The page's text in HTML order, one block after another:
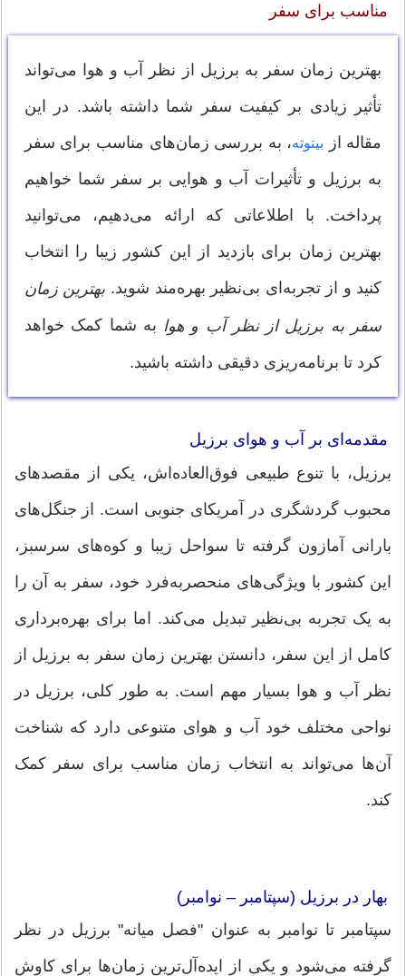
مناسب برای سفر
بهترین زمان سفر به برزیل از نظر آب‌ و هوا می‌تواند
تأثیر زیادی بر کیفیت سفر شما داشته باشد. در این
مقاله از
بیتوته، به بررسی زمان‌های مناسب برای سفر
به برزیل و تأثیرات آب و هوایی بر سفر شما خواهیم
پرداخت. با اطلاعاتی که ارائه می‌دهیم، می‌توانید
بهترین زمان برای بازدید از این کشور زیبا را انتخاب
کنید و از تجربه‌ای بی‌نظیر بهره‌مند شوید. بهترین زمان
سفر به برزیل از نظر آب‌ و هوا به شما کمک خواهد
کرد تا برنامه‌ریزی دقیقی داشته باشید.
مقدمه‌ای بر آب‌ و هوای برزیل
برزیل، با تنوع طبیعی فوق‌العاده‌اش، یکی از مقصدهای
محبوب گردشگری در آمریکای جنوبی است. از جنگل‌های
بارانی آمازون گرفته تا سواحل زیبا و کوه‌های سرسبز،
این کشور با ویژگی‌های منحصربه‌فرد خود، سفر به آن را
به یک تجربه بی‌نظیر تبدیل می‌کند. اما برای بهره‌برداری
کامل از این سفر، دانستن بهترین زمان سفر به برزیل از
نظر آب‌ و هوا بسیار مهم است. به طور کلی، برزیل در
نواحی مختلف خود آب و هوای متنوعی دارد که شناخت
آن‌ها می‌تواند به انتخاب زمان مناسب برای سفر کمک
کند.
بهار در برزیل (سپتامبر – نوامبر)
سپتامبر تا نوامبر به عنوان "فصل میانه" برزیل در نظر
گرفته می‌شود و یکی از ایده‌آل‌ترین زمان‌ها برای کاوش